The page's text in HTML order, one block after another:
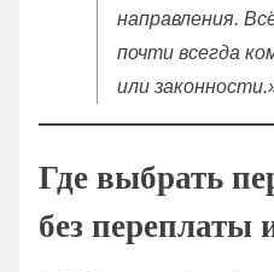
направления.
почти всегда
или
Где выбрать
без переплаты